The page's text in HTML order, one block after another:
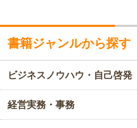
書籍ジャンルから探す
ビジネスノウハウ・自己啓発
経営実務・事務